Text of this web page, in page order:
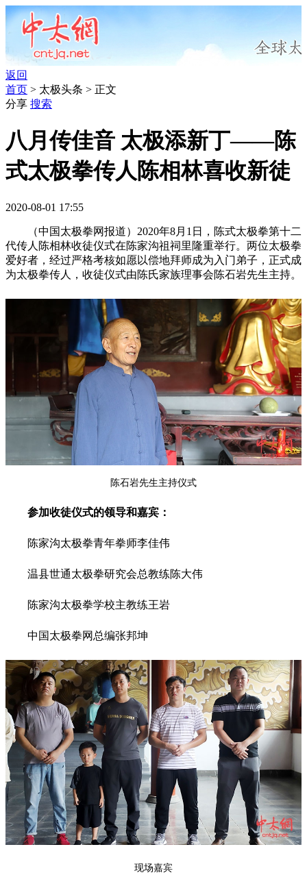
返回
首页 > 太极头条 > 正文
分享 搜索
八月传佳音 太极添新丁——陈
式太极拳传人陈相林喜收新徒
2020-08-01 17:55
（中国太极拳网报道）2020年8月1日，陈式太极拳第十二
代传人陈相林收徒仪式在陈家沟祖祠里隆重举行。两位太极拳
爱好者，经过严格考核如愿以偿地拜师成为入门弟子，正式成
为太极拳传人，收徒仪式由陈氏家族理事会陈石岩先生主持。
陈石岩先生主持仪式
参加收徒仪式的领导和嘉宾：
陈家沟太极拳青年拳师李佳伟
温县世通太极拳研究会总教练陈大伟
陈家沟太极拳学校主教练王岩
中国太极拳网总编张邦坤
现场嘉宾